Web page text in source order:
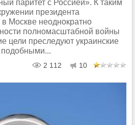
паритет с Россией». К таким
президента
Москве неоднократно
полномасштабной войны
цели преследуют украинские
подобными...
2 112 10